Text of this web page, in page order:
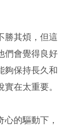
勝其煩，但這
們會覺得良好
夠保持長久和
在太重要。
的驅動下，